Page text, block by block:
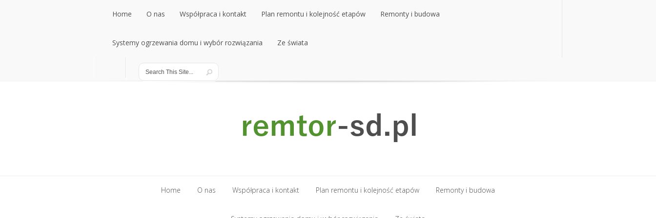
Home
Home
O nas
O nas
Współpraca i kontakt
Współpraca i kontakt
Plan remontu i kolejność etapów
Plan remontu i kolejność etapów
Remonty i budowa
Systemy ogrzewania domu i wybór rozwiązania
Systemy ogrzewania domu i wybór rozwiązania
Ze świata
Home O nas Współpraca i kontakt Plan remontu i kolejność etapów Remonty i budowa